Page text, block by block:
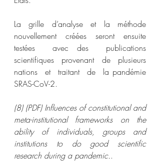
La grille d’analyse et la méthode
nouvellement  créées  seront  ensuite
testées  avec des  publications
scientifiques  provenant  de  plusieurs
nations  et  traitant  de  la pandémie
SRAS-CoV-2.
(8) (PDF) Influences of constitutional and
meta-institutional frameworks on the
ability of individuals, groups and
institutions to do good scientific
research during a pandemic..